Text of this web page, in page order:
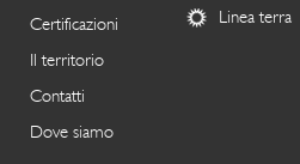
Certificazioni
Il territorio
Contatti
Dove siamo
Linea terra